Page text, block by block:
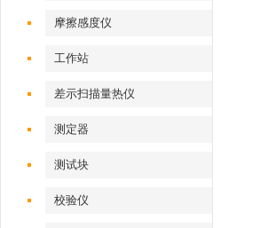
摩擦感度仪
工作站
差示扫描量热仪
测定器
测试块
校验仪